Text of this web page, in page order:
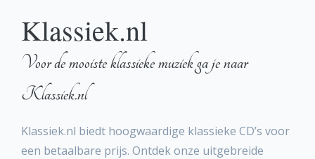
Klassiek.nl
Voor de mooiste klassieke muziek ga je naar
Klassiek.nl
Klassiek.nl biedt hoogwaardige klassieke CD’s voor
een betaalbare prijs. Ontdek onze uitgebreide